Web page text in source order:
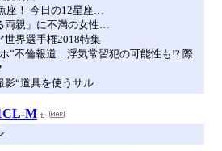
座！ 今日の12星座…
両親」に不満の女性…
世界選手権2018特集
”不倫報道…浮気常習犯の可能性も!? 際
影“道具を使うサル
M